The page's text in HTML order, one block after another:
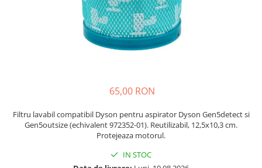
Accesorii Electrocasnice Mici
Filtre Purificatoare Aer
65,00 RON
Filtru lavabil compatibil Dyson pentru aspirator Dyson Gen5detect si
Gen5outsize (echivalent 972352-01). Reutilizabil, 12,5x10,3 cm.
Protejeaza motorul.
IN STOC